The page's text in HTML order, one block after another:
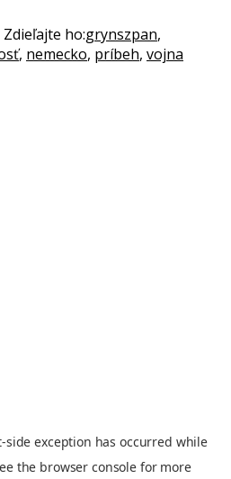
ho:grynszpan,
, nemecko, príbeh, vojna